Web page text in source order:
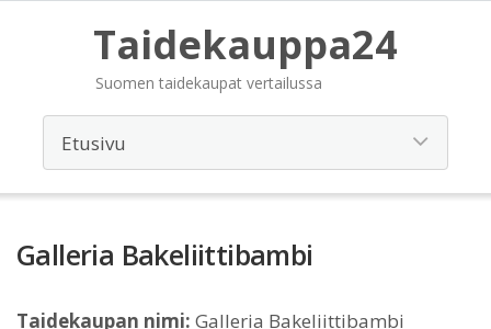
Taidekauppa24
Suomen taidekaupat vertailussa
Galleria Bakeliittibambi
Taidekaupan nimi: Galleria Bakeliittibambi